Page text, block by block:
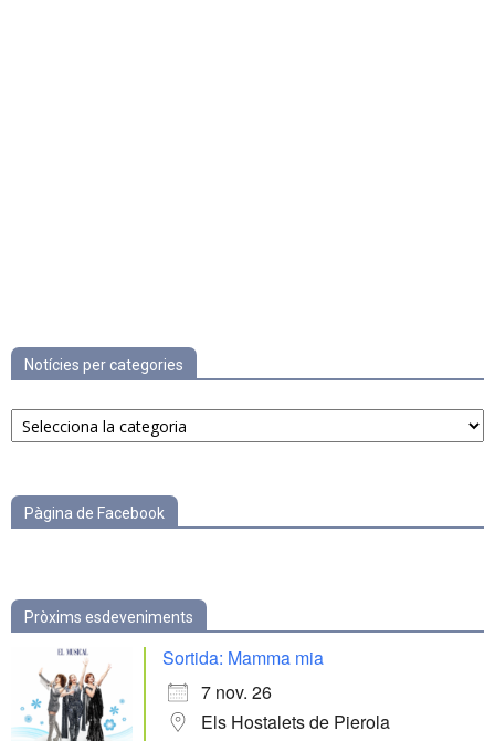
Notícies per categories
Notícies
per
Pàgina de Facebook
Pròxims esdeveniments
Sortida: Mamma mia
7 nov. 26
Els Hostalets de Pierola